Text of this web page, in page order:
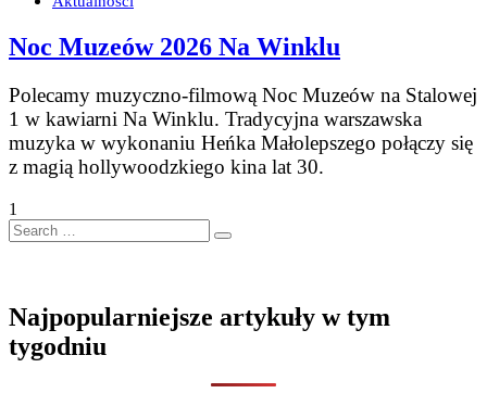
Noc Muzeów 2026 Na Winklu
Polecamy muzyczno-filmową Noc Muzeów na Stalowej
1 w kawiarni Na Winklu. Tradycyjna warszawska
muzyka w wykonaniu Heńka Małolepszego połączy się
z magią hollywoodzkiego kina lat 30.
1
Search
…
Najpopularniejsze artykuły w tym
tygodniu